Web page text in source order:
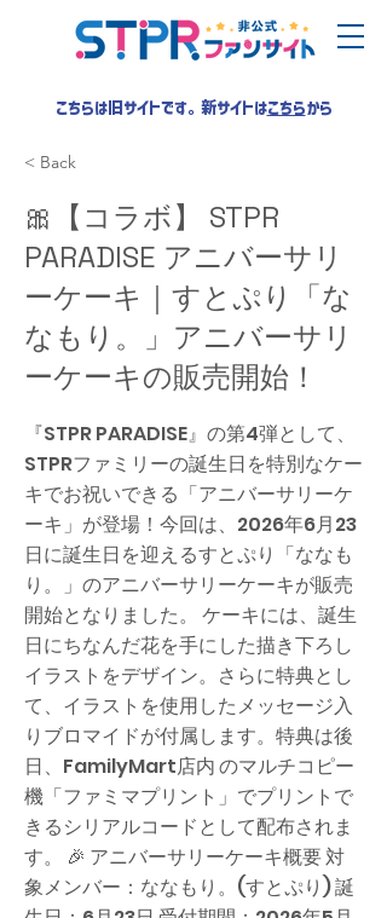
こちらは旧サイトです。新サイトはこちらから
< Back
🎀【コラボ】 STPR
PARADISE アニバーサリ
ーケーキ｜すとぷり「な
なもり。」アニバーサリ
ーケーキの販売開始！
『STPR PARADISE』の第4弾として、
STPRファミリーの誕生日を特別なケー
キでお祝いできる「アニバーサリーケ
ーキ」が登場！今回は、2026年6月23
日に誕生日を迎えるすとぷり「ななも
り。」のアニバーサリーケーキが販売
開始となりました。 ケーキには、誕生
日にちなんだ花を手にした描き下ろし
イラストをデザイン。さらに特典とし
て、イラストを使用したメッセージ入
りブロマイドが付属します。特典は後
日、FamilyMart店内 のマルチコピー
機「ファミマプリント」でプリントで
きるシリアルコードとして配布されま
す。 🎉 アニバーサリーケーキ概要 対
象メンバー：ななもり。(すとぷり) 誕